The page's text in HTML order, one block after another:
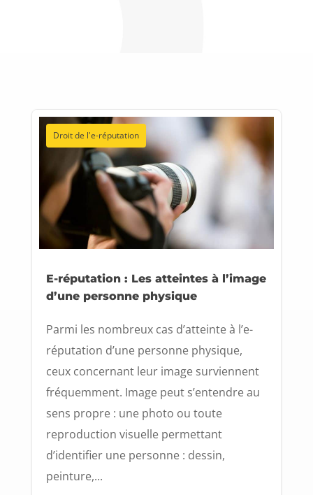
Droit de l'e-réputation
E-réputation : Les atteintes à l’image
d’une personne physique
Parmi les nombreux cas d’atteinte à l’e-
réputation d’une personne physique,
ceux concernant leur image surviennent
fréquemment. Image peut s’entendre au
sens propre : une photo ou toute
reproduction visuelle permettant
d’identifier une personne : dessin,
peinture,...